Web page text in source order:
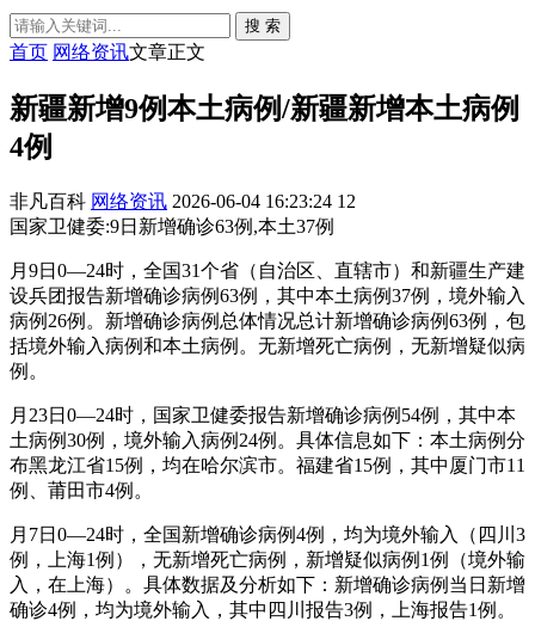
搜 索
首页 网络资讯文章正文
新疆新增9例本土病例/新疆新增本土病例
4例
非凡百科 网络资讯 2026-06-04 16:23:24 12
国家卫健委:9日新增确诊63例,本土37例
月9日0—24时，全国31个省（自治区、直辖市）和新疆生产建
设兵团报告新增确诊病例63例，其中本土病例37例，境外输入
病例26例。新增确诊病例总体情况总计新增确诊病例63例，包
括境外输入病例和本土病例。无新增死亡病例，无新增疑似病
例。
月23日0—24时，国家卫健委报告新增确诊病例54例，其中本
土病例30例，境外输入病例24例。具体信息如下：本土病例分
布黑龙江省15例，均在哈尔滨市。福建省15例，其中厦门市11
例、莆田市4例。
月7日0—24时，全国新增确诊病例4例，均为境外输入（四川3
例，上海1例），无新增死亡病例，新增疑似病例1例（境外输
入，在上海）。具体数据及分析如下：新增确诊病例当日新增
确诊4例，均为境外输入，其中四川报告3例，上海报告1例。